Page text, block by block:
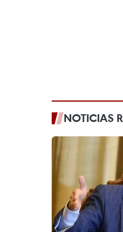
NOTICIAS